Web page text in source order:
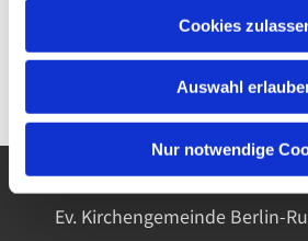
Cookies
Auswahl
Nur notwendige
Ev. Kirchengemeinde Berlin-